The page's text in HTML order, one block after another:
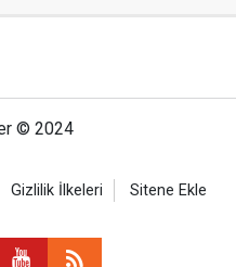
© 2024
Gizlilik İlkeleri Sitene Ekle